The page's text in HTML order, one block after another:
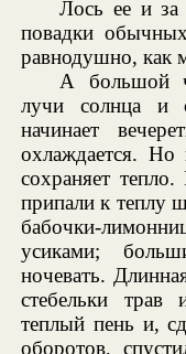
Лось ее и за
повадки
равнодушно, как
А большой
лучи солнца и
начинает
охлаждается.
сохраняет
припали к теплу
бабочки-
усиками;
ночевать.
стебельки трав
теплый пень и,
оборотов,